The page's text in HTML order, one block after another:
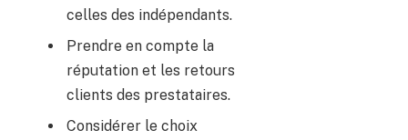
celles des indépendants.
Prendre en compte la
réputation et les retours
clients des prestataires.
Considérer le choix